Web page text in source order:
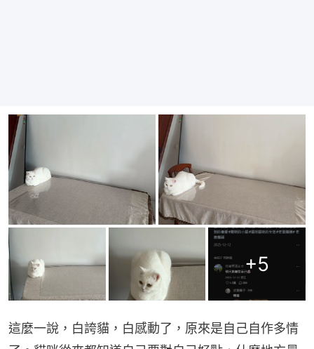
+5
這麼一說，白誇貓，白感動了，原來是自己自作多情